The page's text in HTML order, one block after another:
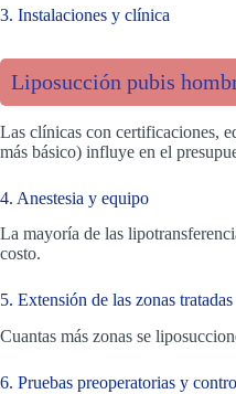
3. Instalaciones y clínica
Liposucción pubis
Las clínicas con certificaciones,
más básico) influye en el
4. Anestesia y equipo
La mayoría de las
costo.
5. Extensión de las zonas tratadas
Cuantas más zonas se
6. Pruebas preoperatorias y